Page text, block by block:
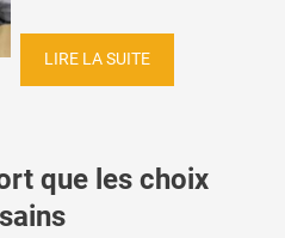
LIRE LA SUITE
que les choix